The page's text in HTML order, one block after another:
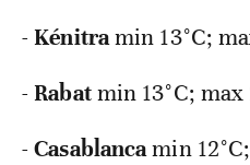
-Kénitramin 13°C;
-Rabatmin 13°C; max
-Casablancamin